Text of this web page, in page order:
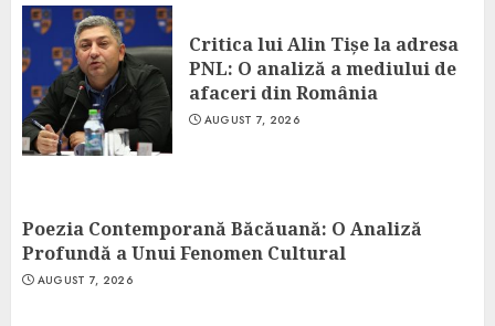
Critica lui Alin Tișe la adresa
PNL: O analiză a mediului de
afaceri din România
AUGUST 7, 2026
Poezia Contemporană Băcăuană: O Analiză
Profundă a Unui Fenomen Cultural
AUGUST 7, 2026